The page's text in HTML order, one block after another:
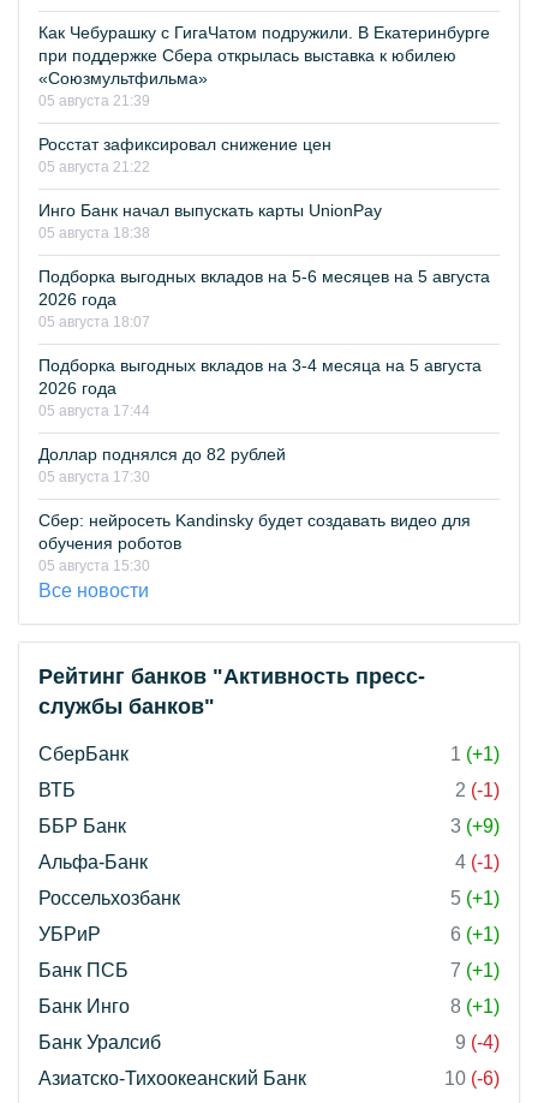
Как Чебурашку с ГигаЧатом подружили. В Екатеринбурге
при поддержке Сбера открылась выставка к юбилею
«Союзмультфильма»
05 августа 21:39
Росстат зафиксировал снижение цен
05 августа 21:22
Инго Банк начал выпускать карты UnionPay
05 августа 18:38
Подборка выгодных вкладов на 5-6 месяцев на 5 августа
2026 года
05 августа 18:07
Подборка выгодных вкладов на 3-4 месяца на 5 августа
2026 года
05 августа 17:44
Доллар поднялся до 82 рублей
05 августа 17:30
Сбер: нейросеть Kandinsky будет создавать видео для
обучения роботов
05 августа 15:30
Все новости
Рейтинг банков "Активность пресс-
службы банков"
СберБанк 1 (+1)
ВТБ
2 (-1)
ББР Банк
3 (+9)
Альфа-Банк
4 (-1)
Россельхозбанк
5 (+1)
УБРиР
6 (+1)
Банк ПСБ
7 (+1)
Банк Инго
8 (+1)
Банк Уралсиб
9 (-4)
Азиатско-Тихоокеанский Банк
10 (-6)